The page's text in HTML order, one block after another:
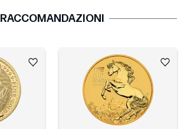
RACCOMANDAZIONI